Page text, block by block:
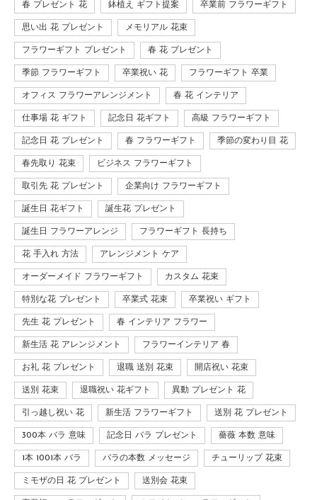
春 プレゼント 花 鉢植え ギフト提案 卒業前 フラワーギフト
思い出 花 プレゼント メモリアル 花束
フラワーギフト プレゼント 春 花 プレゼント
季節 フラワーギフト 卒業祝い 花 フラワーギフト 卒業
オフィス フラワーアレンジメント 春 花 インテリア
仕事場 花 ギフト 記念日 花ギフト 高級 フラワーギフト
記念日 花 プレゼント 春 フラワーギフト 季節の変わり目 花
春先取り 花束 ビジネス フラワーギフト
取引先 花 プレゼント 企業向け フラワーギフト
誕生日 花ギフト 誕生花 プレゼント
誕生日 フラワーアレンジ フラワーギフト 長持ち
花 手入れ 方法 アレンジメント ケア
オーダーメイド フラワーギフト カスタム 花束
特別な花 プレゼント 卒業式 花束 卒業祝い ギフト
先生 花 プレゼント 春 インテリア フラワー
新生活 花 アレンジメント フラワーインテリア 春
お礼 花 プレゼント 退職 送別 花束 開店祝い 花束
送別 花束 退職祝い 花ギフト 異動 プレゼント 花
引っ越し祝い 花 新生活 フラワーギフト 送別 花 プレゼント
300本 バラ 意味 記念日 バラ プレゼント 薔薇 本数 意味
1本 1001本 バラ バラの本数 メッセージ チューリップ 花束
ミモザの日 花 プレゼント 送別会 花束